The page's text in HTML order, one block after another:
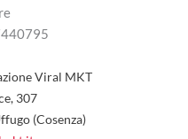
Viral MKT
307
(Cosenza)